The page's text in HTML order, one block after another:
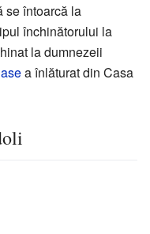
se întoarcă la
închinătorului la
la dumnezeii
a înlăturat din Casa